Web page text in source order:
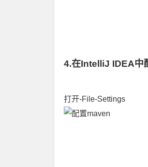
4.在IntelliJ IDEA中
打开-File-Settings